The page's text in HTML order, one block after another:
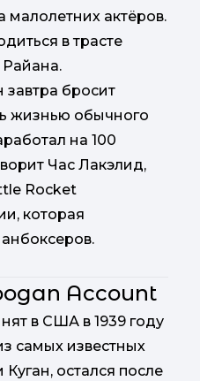
малолетних актёров.
в трасте
завтра бросит
жизнью обычного
на 100
Час Лакэлид,
Rocket
которая
Account
в США в 1939 году
самых известных
остался после